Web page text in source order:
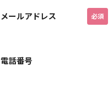
メールアドレス 必須
電話番号